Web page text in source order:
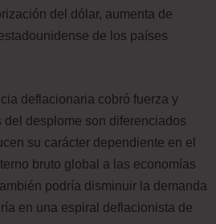
del dólar, aumenta de
de los países
deflacionaria cobró fuerza y
desplome son diferenciados
su carácter dependiente en el
bruto global a las economías
podría disminuir la demanda
en una espiral deflacionista de